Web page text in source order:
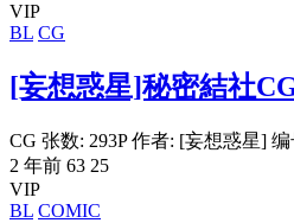
VIP
BL CG
[妄想惑星]秘密結社
CG 张数: 293P 作者: [妄想惑星]
2 年前 63 25
VIP
BL COMIC